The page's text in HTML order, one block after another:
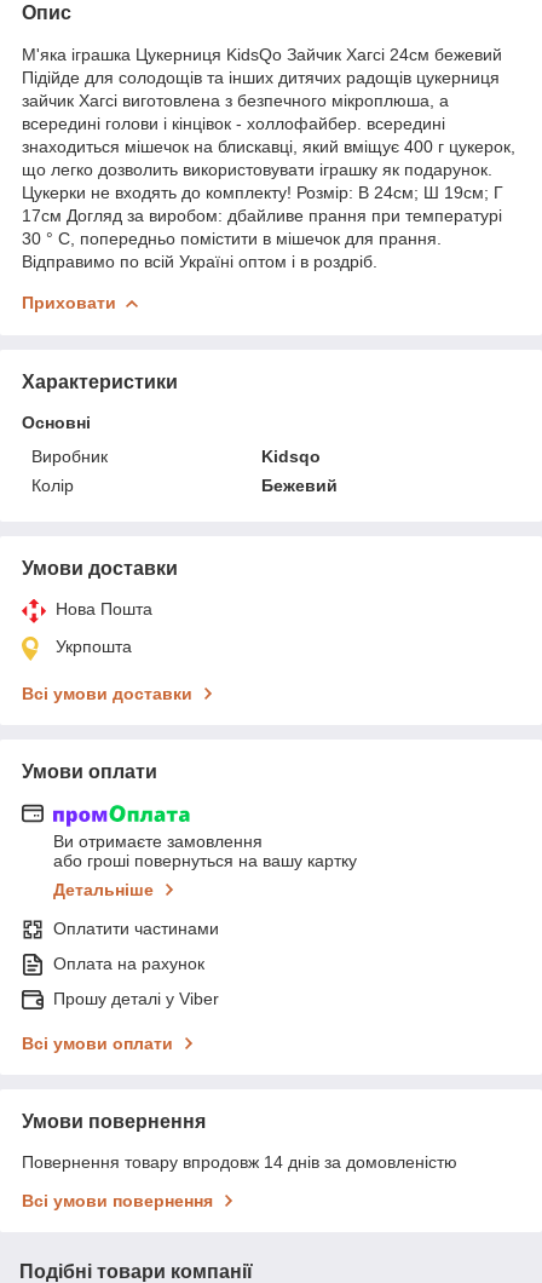
Опис
М'яка іграшка Цукерниця KidsQo Зайчик Хагсі 24см бежевий
Підійде для солодощів та інших дитячих радощів цукерниця
зайчик Хагсі виготовлена з безпечного мікроплюша, а
всередині голови і кінцівок - холлофайбер. всередині
знаходиться мішечок на блискавці, який вміщує 400 г цукерок,
що легко дозволить використовувати іграшку як подарунок.
Цукерки не входять до комплекту! Розмір: В 24см; Ш 19см; Г
17см Догляд за виробом: дбайливе прання при температурі
30 ° С, попередньо помістити в мішечок для прання.
Відправимо по всій Україні оптом і в роздріб.
Приховати
Характеристики
Основні
Виробник
Kidsqo
Колір
Бежевий
Умови доставки
Нова Пошта
Укрпошта
Всі умови доставки
Умови оплати
Ви отримаєте замовлення
або гроші повернуться на вашу картку
Детальніше
Оплатити частинами
Оплата на рахунок
Прошу деталі у Viber
Всі умови оплати
Умови повернення
Повернення товару впродовж 14 днів за домовленістю
Всі умови повернення
Подібні товари компанії